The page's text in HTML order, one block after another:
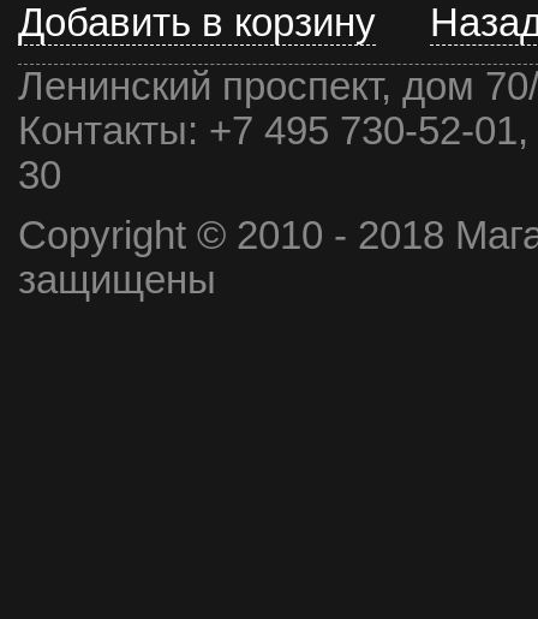
Добавить в корзину
Ленинский проспект, дом
Контакты: +7 495 730-52-
30
Copyright © 2010 - 2018
защищены